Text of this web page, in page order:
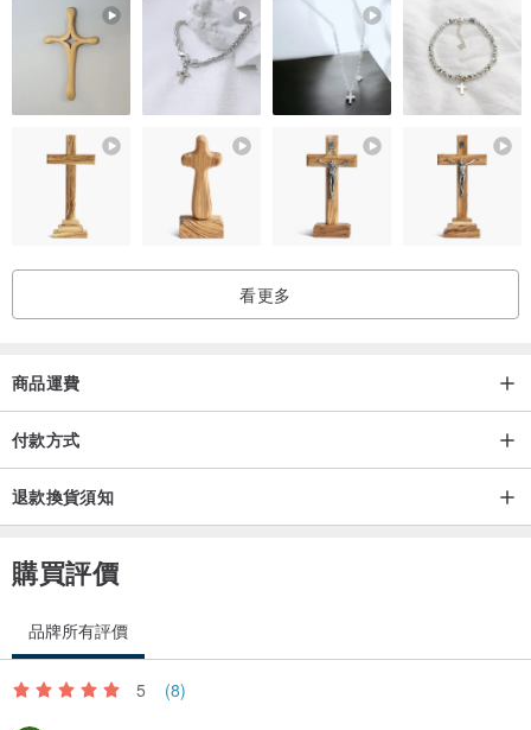
看更多
商品運費
付款方式
退款換貨須知
購買評價
品牌所有評價
5 (8)